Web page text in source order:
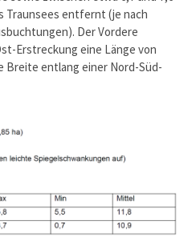
Traunsees entfernt (je nach
Der Vordere
Erstreckung eine Länge von
Breite entlang einer Nord-Süd-